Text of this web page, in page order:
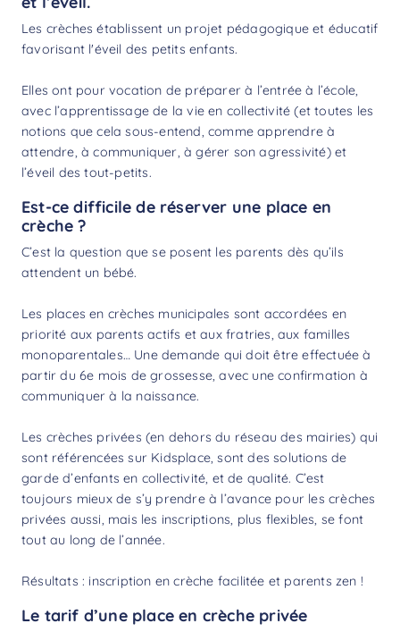
Les crèches établissent un projet pédagogique et éducatif
favorisant l'éveil des petits enfants.
Elles ont pour vocation de préparer à l’entrée à l’école,
avec l’apprentissage de la vie en collectivité (et toutes les
notions que cela sous-entend, comme apprendre à
attendre, à communiquer, à gérer son agressivité) et
l’éveil des tout-petits.
Est-ce difficile de réserver une place en
crèche ?
C’est la question que se posent les parents dès qu’ils
attendent un bébé.
Les places en crèches municipales sont accordées en
priorité aux parents actifs et aux fratries, aux familles
monoparentales… Une demande qui doit être effectuée à
partir du 6e mois de grossesse, avec une confirmation à
communiquer à la naissance.
Les crèches privées (en dehors du réseau des mairies) qui
sont référencées sur Kidsplace, sont des solutions de
garde d’enfants en collectivité, et de qualité. C’est
toujours mieux de s’y prendre à l’avance pour les crèches
privées aussi, mais les inscriptions, plus flexibles, se font
tout au long de l’année.
Résultats : inscription en crèche facilitée et parents zen !
Le tarif d’une place en crèche privée